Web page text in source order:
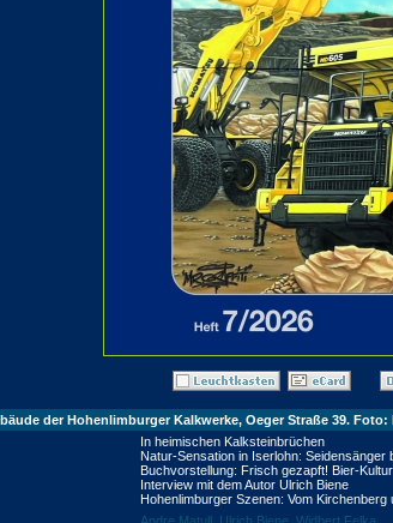
der Hohenlimburger Kalkwerke, Oeger Straße 39. Foto:
In heimischen Kalksteinbrüchen
Natur-Sensation in Iserlohn:
Buchvorstellung: Frisch gezapft! Bier-
Interview mit dem Autor Ulrich Biene
Hohenlimburger Szenen: Vom Kirchenberg